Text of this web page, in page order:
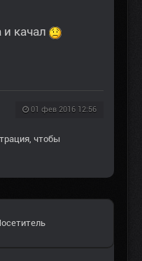
качал
01 фев 2016 12:56
, чтобы